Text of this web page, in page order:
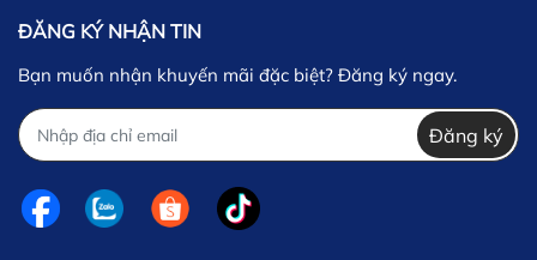
ĐĂNG KÝ NHẬN TIN
Bạn muốn nhận khuyến mãi đặc biệt? Đăng ký ngay.
Đăng ký